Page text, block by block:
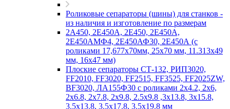
Роликовые сепараторы (шины) для станков -
из наличия и изготовление по размерам
2А450, 2Е450А, 2Е450, 2Е450А,
2Е450АМФ4, 2Е450АФ30, 2Е450А (с
роликами 17,677х70мм, 25х70 мм, 11.313х49
мм, 16х47 мм)
Плоские сепараторы СТ-132, РИП3020,
FF2010, FF3020, FF2515, FF3525, FF2025ZW,
BF3020, ЛА155Ф30 с роликами 2х4.2, 2х6,
2х6.8, 2х7.8, 2х9.8, 2.5х9.8 ,3х13.8, 3х15.8,
3.5х13.8, 3.5х17.8, 3.5х19.8 мм